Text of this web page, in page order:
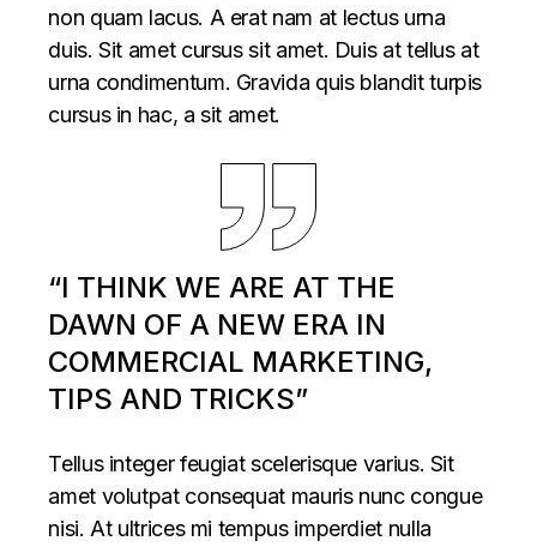
non quam lacus. A erat nam at lectus urna
duis. Sit amet cursus sit amet. Duis at tellus at
urna condimentum. Gravida quis blandit turpis
cursus in hac, a sit amet.
“I THINK WE ARE AT THE
DAWN OF A NEW ERA IN
COMMERCIAL MARKETING,
TIPS AND TRICKS”
Tellus integer feugiat scelerisque varius. Sit
amet volutpat consequat mauris nunc congue
nisi. At ultrices mi tempus imperdiet nulla